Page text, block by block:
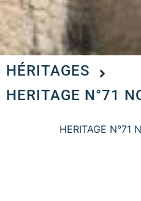
HÉRITAGES
HERITAGE N°71
HERITAGE N°71